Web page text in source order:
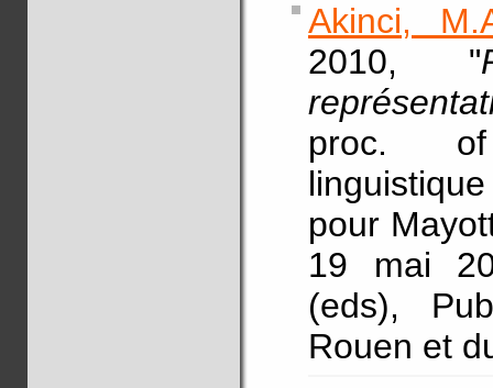
Akinci,
2010, "
proc. of
pour
19 mai
(eds),
Rouen et